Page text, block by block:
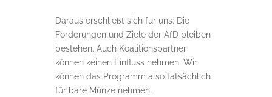
Daraus erschließt sich für uns: Die
Forderungen und Ziele der AfD bleiben
bestehen. Auch Koalitionspartner
können keinen Einfluss nehmen. Wir
können das Programm also tatsächlich
für bare Münze nehmen.